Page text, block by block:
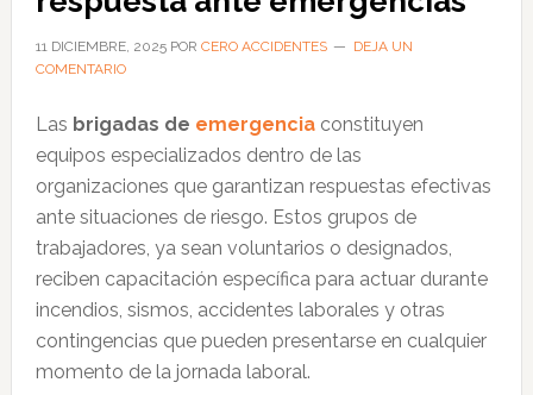
de
accidentes
el
Perú
11 DICIEMBRE, 2025POR CERO ACCIDENTES
DEJA UN
COMENTARIO
Las brigadas de emergenciaconstituyen
equipos especializados dentro de las
organizaciones que garantizan respuestas efectivas
ante situaciones de riesgo. Estos grupos de
trabajadores, ya sean voluntarios o designados,
reciben capacitación específica para actuar durante
incendios, sismos, accidentes laborales y otras
contingencias que pueden presentarse en cualquier
momento de la jornada laboral.